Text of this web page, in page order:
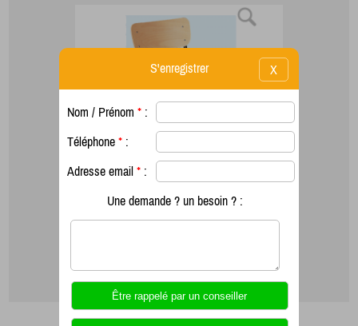
X
S'enregistrer
Nom / Prénom * :
Téléphone * :
Adresse email * :
Une demande ? un besoin ? :